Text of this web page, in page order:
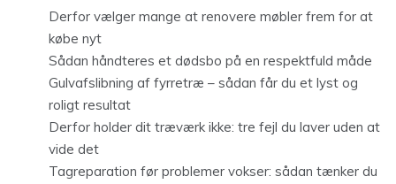
Derfor vælger mange at renovere møbler frem for at
købe nyt
Sådan håndteres et dødsbo på en respektfuld måde
Gulvafslibning af fyrretræ – sådan får du et lyst og
roligt resultat
Derfor holder dit træværk ikke: tre fejl du laver uden at
vide det
Tagreparation før problemer vokser: sådan tænker du